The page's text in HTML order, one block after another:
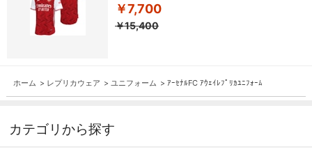
￥7,700
￥15,400
ホーム > レプリカウェア > ユニフォーム > ｱｰｾﾅﾙFC ｱｳｪｲﾚﾌﾟﾘｶﾕﾆﾌｫｰﾑ
カテゴリから探す